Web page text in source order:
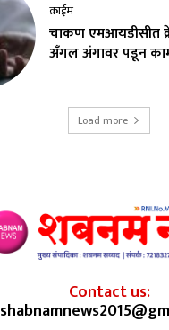
क्राईम
चाकण एमआयडीसीत
अँगल अंगावर पडून
Load more
Contact us: